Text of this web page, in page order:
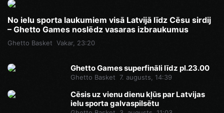
No ielu sporta laukumiem visā Latvijā līdz Cēsu sirdij
– Ghetto Games noslēdz vasaras izbraukumus
Ghetto Basket Vakar, 23:20
Ghetto Games superfināli līdz pl.23.00
Ghetto Basket 7. augusts, 14:39
Cēsis uz vienu dienu kļūs par Latvijas
ielu sporta galvaspilsētu